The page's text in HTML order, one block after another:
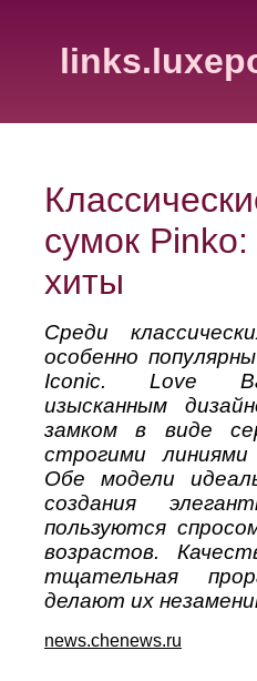
сумок
хиты
Среди
особенно
Iconic. Love
изысканным
замком в виде
строгими
Обе модели
создания
пользуются
возрастов.
тщательная
делают их
news.chenews.ru